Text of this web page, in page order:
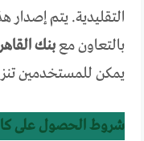
التقليدية. يتم إصدار
بالتعاون معبنك
يمكن للمستخدمين
شروط الحصول على